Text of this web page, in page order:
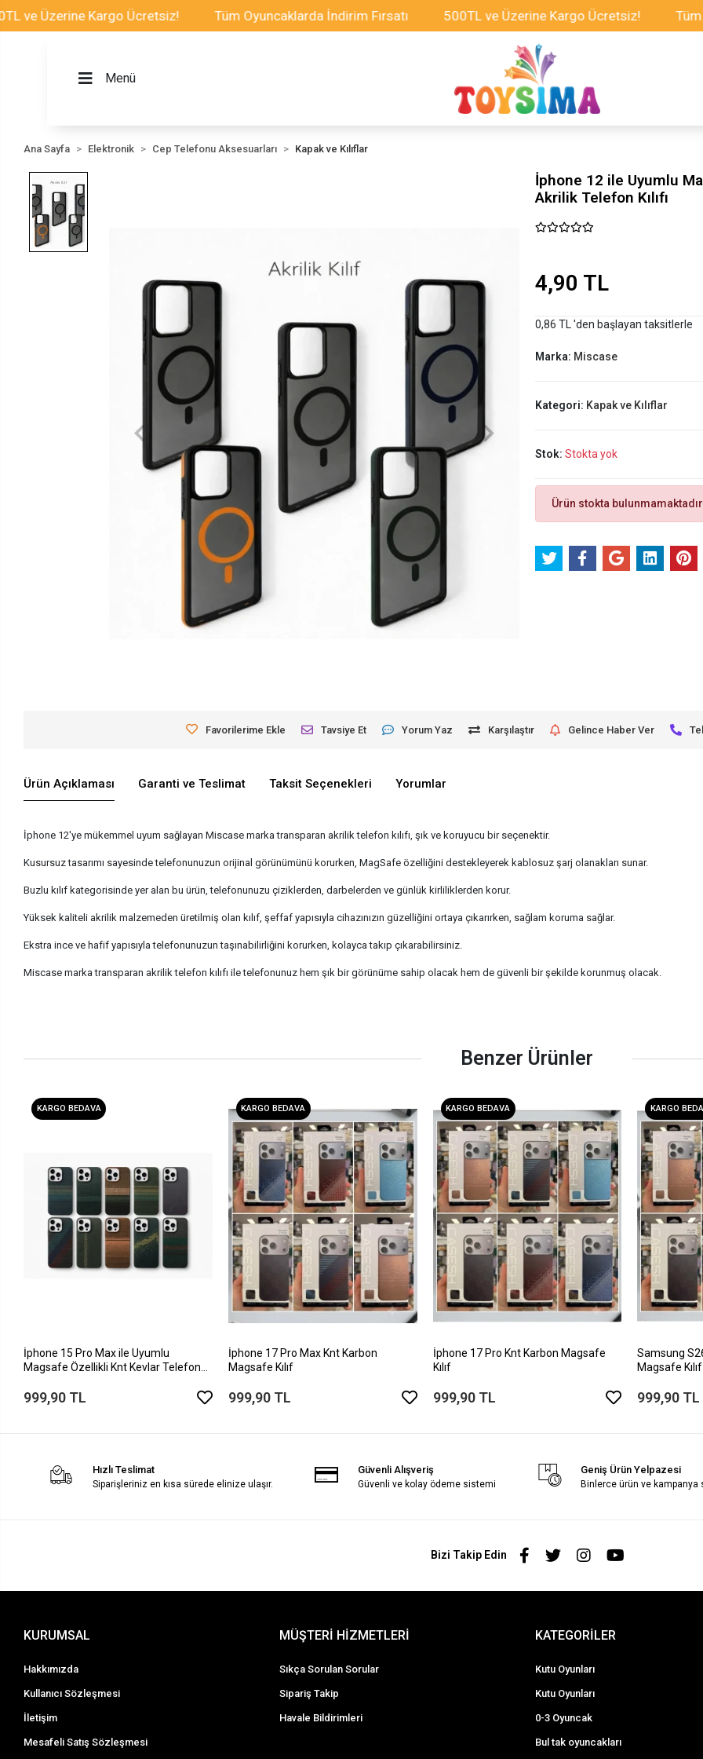
Kargo Ücretsiz! Tüm Oyuncaklarda İndirim Fırsatı 500TL ve Üzerine Kargo Ücretsiz! Tüm
Menü
Ana Sayfa Elektronik Cep Telefonu Aksesuarları Kapak ve Kılıflar
İphone 12 ile Uyumlu
Akrilik Telefon Kılıfı
4,90 TL
0,86 TL 'den başlayan taksitlerle
Marka: Miscase
Kategori: Kapak ve Kılıflar
Stok: Stokta yok
Ürün stokta
Favorilerime Ekle Tavsiye Et Yorum Yaz Karşılaştır Gelince Haber Ver
Ürün Açıklaması Garanti ve Teslimat Taksit Seçenekleri Yorumlar
İphone 12'ye mükemmel uyum sağlayan Miscase marka transparan akrilik telefon kılıfı, şık ve koruyucu bir seçenektir.
Kusursuz tasarımı sayesinde telefonunuzun orijinal görünümünü korurken, MagSafe özelliğini destekleyerek kablosuz şarj olanakları sunar.
Buzlu kılıf kategorisinde yer alan bu ürün, telefonunuzu çiziklerden, darbelerden ve günlük kirliliklerden korur.
Yüksek kaliteli akrilik malzemeden üretilmiş olan kılıf, şeffaf yapısıyla cihazınızın güzelliğini ortaya çıkarırken, sağlam koruma sağlar.
Ekstra ince ve hafif yapısıyla telefonunuzun taşınabilirliğini korurken, kolayca takıp çıkarabilirsiniz.
Miscase marka transparan akrilik telefon kılıfı ile telefonunuz hem şık bir görünüme sahip olacak hem de güvenli bir şekilde korunmuş olacak.
Benzer Ürünler
KARGO BEDAVA
İphone 15 Pro Max ile Uyumlu
Magsafe Özellikli Knt Kevlar Telefon
999,90 TL
KARGO BEDAVA
İphone 17 Pro Max Knt Karbon
Magsafe Kılıf
999,90 TL
KARGO BEDAVA
İphone 17 Pro Knt Karbon Magsafe
Kılıf
999,90 TL
KARGO
Samsung
Magsafe Kılıf
999,90 TL
Hızlı Teslimat
Siparişleriniz en kısa sürede elinize ulaşır.
Güvenli Alışveriş
Güvenli ve kolay ödeme sistemi
Geniş Ürün Yelpazesi
Binlerce ürün ve kampanya
Bizi Takip Edin
KURUMSAL
Hakkımızda
Kullanıcı Sözleşmesi
İletişim
Mesafeli Satış Sözleşmesi
MÜŞTERİ HİZMETLERİ
Sıkça Sorulan Sorular
Sipariş Takip
Havale Bildirimleri
KATEGORİLER
Kutu Oyunları
Kutu Oyunları
0-3 Oyuncak
Bul tak oyuncakları